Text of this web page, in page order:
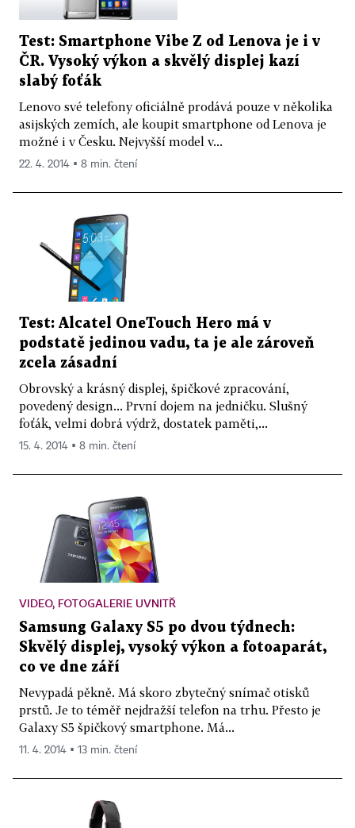
Test: Smartphone Vibe Z od Lenova je i v
ČR. Vysoký výkon a skvělý displej kazí
slabý foťák
Lenovo své telefony oficiálně prodává pouze v několika
asijských zemích, ale koupit smartphone od Lenova je
možné i v Česku. Nejvyšší model v...
22. 4. 2014 ▪ 8 min. čtení
Test: Alcatel OneTouch Hero má v
podstatě jedinou vadu, ta je ale zároveň
zcela zásadní
Obrovský a krásný displej, špičkové zpracování,
povedený design... První dojem na jedničku. Slušný
foťák, velmi dobrá výdrž, dostatek paměti,...
15. 4. 2014 ▪ 8 min. čtení
VIDEO, FOTOGALERIE UVNITŘ
Samsung Galaxy S5 po dvou týdnech:
Skvělý displej, vysoký výkon a fotoaparát,
co ve dne září
Nevypadá pěkně. Má skoro zbytečný snímač otisků
prstů. Je to téměř nejdražší telefon na trhu. Přesto je
Galaxy S5 špičkový smartphone. Má...
11. 4. 2014 ▪ 13 min. čtení